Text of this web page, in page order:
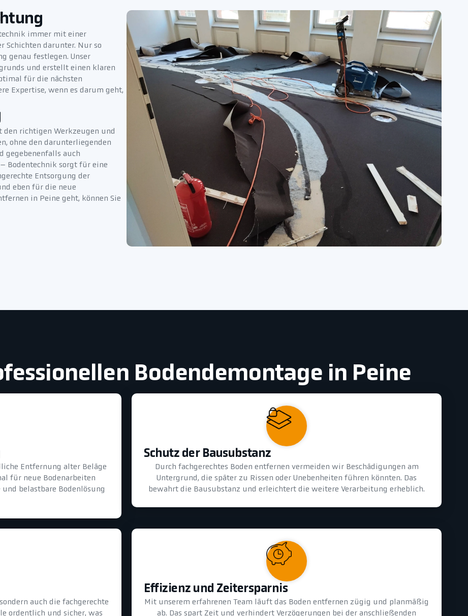
immer mit einer
Schichten darunter. Nur so
genau festlegen. Unser
und erstellt einen klaren
für die nächsten
Expertise, wenn es darum geht,
den richtigen Werkzeugen und
ohne den darunterliegenden
gegebenenfalls auch
Bodentechnik sorgt für eine
Entsorgung der
eben für die neue
in Peine geht, können Sie
Bodendemontage in Peine
Entfernung alter Beläge
für neue Bodenarbeiten
belastbare Bodenlösung
Schutz der Bausubstanz
Durch fachgerechtes Boden entfernen vermeiden wir Beschädigungen am
Untergrund, die später zu Rissen oder Unebenheiten führen könnten. Das
bewahrt die Bausubstanz und erleichtert die weitere Verarbeitung erheblich.
auch die fachgerechte
ordentlich und sicher, was
Effizienz und Zeitersparnis
Mit unserem erfahrenen Team läuft das Boden entfernen zügig und planmäßig
ab. Das spart Zeit und verhindert Verzögerungen bei der anschließenden